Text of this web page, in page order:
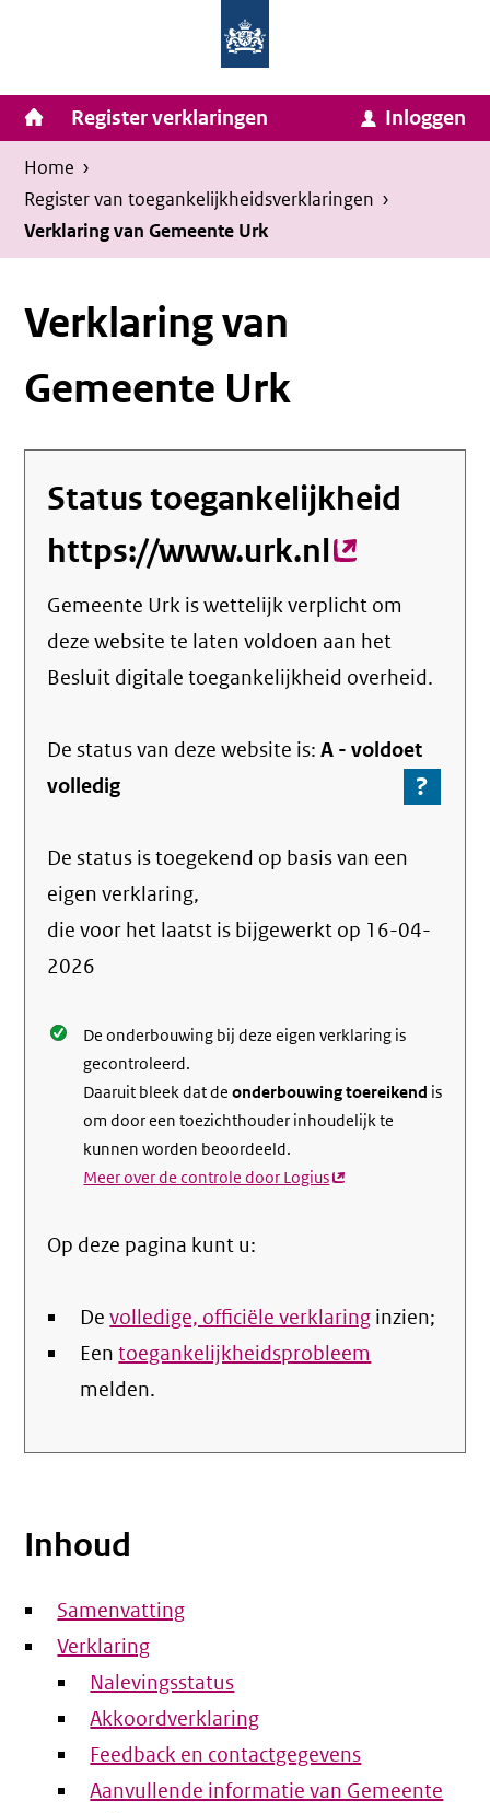
inhoud
van
Zaken
en
Koninkrijksrelaties
Homepage
van
Invulassistent
Toegankelijkheidsverklaring
Toegankelijkheidsverklaring
Hoofdnavigatie
Register verklaringen Inloggen
Kruimelpad
U
bevindt
zich
hier:
Home ›
Register van toegankelijkheids­verklaringen ›
Verklaring van Gemeente Urk
Verklaring van
Gemeente Urk
Status toegankelijkheid
https://www.urk.nl(externe
link)
Gemeente Urk is wettelijk verplicht om
deze website te laten voldoen aan het
Besluit digitale toegankelijkheid overheid.
De status van dezewebsite is:A -voldoet
volledig
?
Ga
over
De status is toegekend op basis van een
eigen verklaring,
die voor het laatst is bijgewerkt op 16-04-
2026
De onderbouwing bij deze eigen verklaring is
gecontroleerd.
Daaruit bleek dat deonderbouwing toereikend is
om door een toezichthouder inhoudelijk te
kunnen worden beoordeeld.
Meer over de controle door Logius(externe
Op deze pagina kunt u:
Devolledige, officiële verklaring inzien;
Eentoegankelijkheidsprobleem
melden.
Inhoud
Samenvatting
Verklaring
Nalevingsstatus
Akkoordverklaring
Feedback en contactgegevens
Aanvullende informatie van Gemeente